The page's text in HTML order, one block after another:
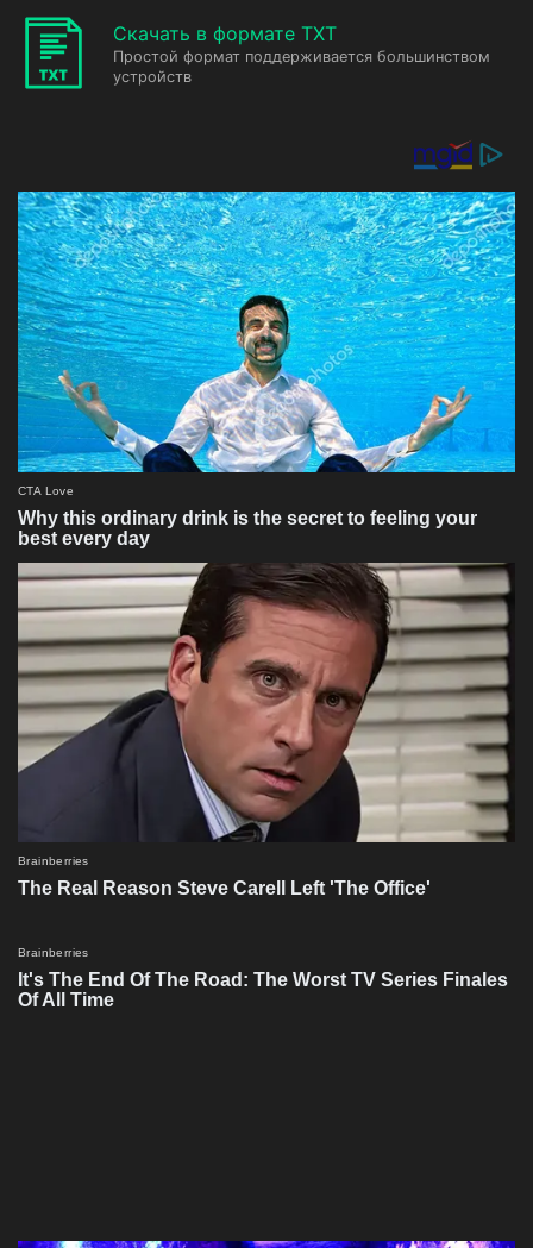
Скачать в формате TXT
Простой формат поддерживается большинством
устройств